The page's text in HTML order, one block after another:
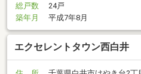
総戸数
24戸
築年月
平成7年8月
エクセレントタウン西白井